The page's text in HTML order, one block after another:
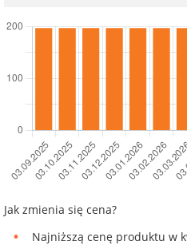
Jak zmienia się cena?
Najniższą cenę produktu w